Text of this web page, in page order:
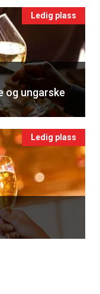
Ledig plass
og ungarske
Ledig plass